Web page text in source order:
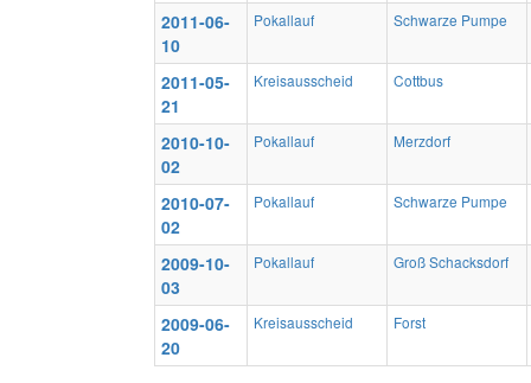
2011-06-
10
Pokallauf Schwarze Pumpe
2011-05-
21
Kreisausscheid Cottbus
2010-10-
02
Pokallauf Merzdorf
2010-07-
02
Pokallauf Schwarze Pumpe
2009-10-
03
Pokallauf Groß Schacksdorf
2009-06-
20
Kreisausscheid Forst